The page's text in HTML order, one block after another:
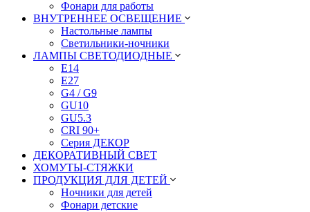
Фонари для работы
ВНУТРЕННЕЕ ОСВЕЩЕНИЕ
Настольные лампы
Светильники-ночники
ЛАМПЫ СВЕТОДИОДНЫЕ
E14
E27
G4 / G9
GU10
GU5.3
CRI 90+
Серия ДЕКОР
ДЕКОРАТИВНЫЙ СВЕТ
ХОМУТЫ-СТЯЖКИ
ПРОДУКЦИЯ ДЛЯ ДЕТЕЙ
Ночники для детей
Фонари детские